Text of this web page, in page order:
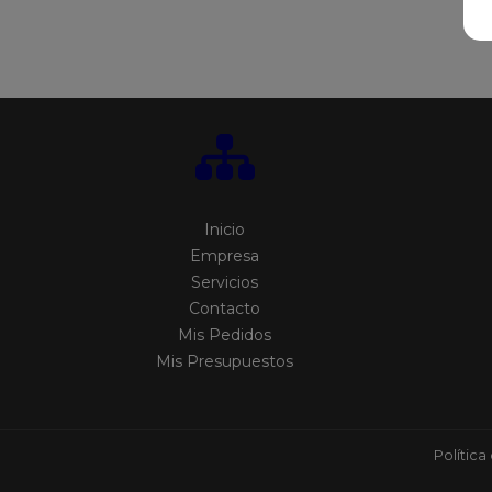
Inicio
Empresa
Servicios
Contacto
Mis Pedidos
Mis Presupuestos
Política